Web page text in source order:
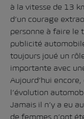
à la vitesse de 13
d’un courage
personne à faire le
publicité
toujours joué un
importante avec
Aujourd’hui
l’évolution
Jamais il n’y a eu
de femmes n’ont